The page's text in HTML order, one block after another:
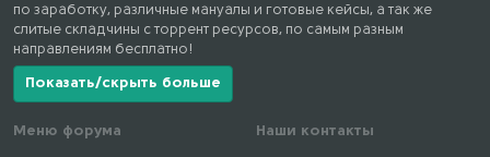
по заработку, различные мануалы и готовые кейсы, а так же
слитые складчины с торрент ресурсов, по самым разным
направлениям бесплатно!
Показать/скрыть больше
Меню форума Наши контакты